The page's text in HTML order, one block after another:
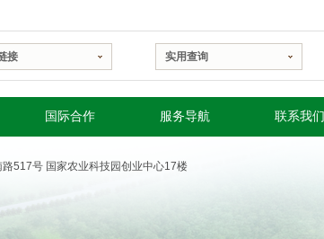
接 实用查询
国际合作 服务导航 联系我们
路517号 国家农业科技园创业中心17楼